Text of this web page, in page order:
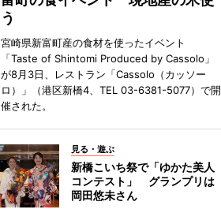
う
宮崎県新富町産の食材を使ったイベント
「Taste of Shintomi Produced by Cassolo」
が8月3日、レストラン「Cassolo（カッソー
ロ）」（港区新橋4、TEL 03-6381-5077）で開
催された。
見る・遊ぶ
新橋こいち祭で「ゆかた美人
コンテスト」 グランプリは
岡田悠未さん